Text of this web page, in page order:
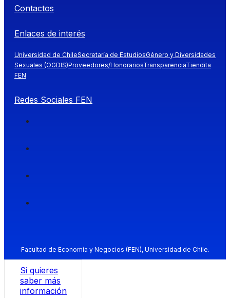
Contactos
Enlaces de interés
Universidad de ChileSecretaría de EstudiosGénero y Diversidades
Sexuales (OGDIS)Proveedores/HonorariosTransparenciaTiendita
FEN
Redes Sociales FEN
Facultad de Economía y Negocios (FEN), Universidad de Chile.
Si quieres
saber más
información